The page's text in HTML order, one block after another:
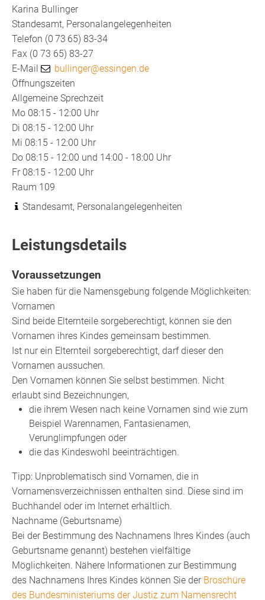
Karina Bullinger
Standesamt, Personalangelegenheiten
Telefon (0 73 65) 83-34
Fax (0 73 65) 83-27
E-Mail
bullinger@essingen.de
Öffnungszeiten
Allgemeine Sprechzeit
Mo 08:15 - 12:00 Uhr
Di 08:15 - 12:00 Uhr
Mi 08:15 - 12:00 Uhr
Do 08:15 - 12:00 und 14:00 - 18:00 Uhr
Fr 08:15 - 12:00 Uhr
Raum 109
Standesamt, Personalangelegenheiten
Leistungsdetails
Voraussetzungen
Sie haben für die Namensgebung folgende Möglichkeiten:
Vornamen
Sind beide Elternteile sorgeberechtigt, können sie den
Vornamen ihres Kindes gemeinsam bestimmen.
Ist nur ein Elternteil sorgeberechtigt, darf dieser den
Vornamen aussuchen.
Den Vornamen können Sie selbst bestimmen. Nicht
erlaubt sind Bezeichnungen,
die ihrem Wesen nach keine Vornamen sind wie zum
Beispiel Warennamen, Fantasienamen,
Verunglimpfungen oder
die das Kindeswohl beeinträchtigen.
Tipp: Unproblematisch sind Vornamen, die in
Vornamensverzeichnissen enthalten sind. Diese sind im
Buchhandel oder im Internet erhältlich.
Nachname (Geburtsname)
Bei der Bestimmung des Nachnamens Ihres Kindes (auch
Geburtsname genannt) bestehen vielfältige
Möglichkeiten. Nähere Informationen zur Bestimmung
des Nachnamens Ihres Kindes können Sie der Broschüre
des Bundesministeriums der Justiz zum Namensrecht